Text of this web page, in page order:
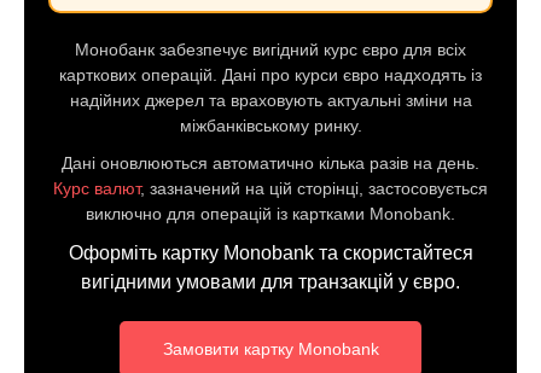
Монобанк забезпечує вигідний курс євро для всіх
карткових операцій. Дані про курси євро надходять із
надійних джерел та враховують актуальні зміни на
міжбанківському ринку.
Дані оновлюються автоматично кілька разів на день.
Курс валют, зазначений на цій сторінці, застосовується
виключно для операцій із картками Monobank.
Оформіть картку Monobank та скористайтеся
вигідними умовами для транзакцій у євро.
Замовити картку Monobank